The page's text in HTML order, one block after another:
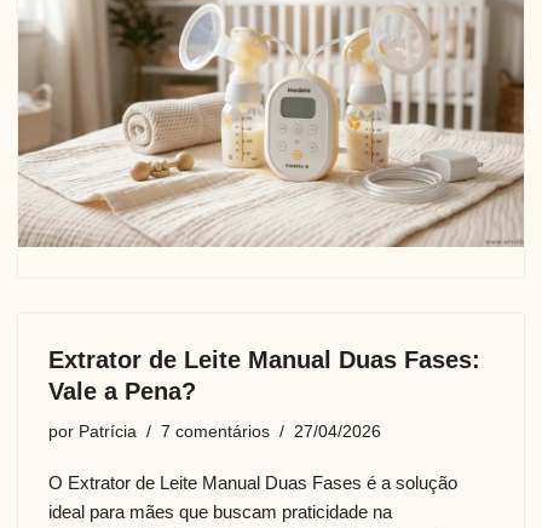
Extrator de Leite Manual Duas Fases:
Vale a Pena?
por Patrícia 7 comentários 27/04/2026
O Extrator de Leite Manual Duas Fases é a solução
ideal para mães que buscam praticidade na